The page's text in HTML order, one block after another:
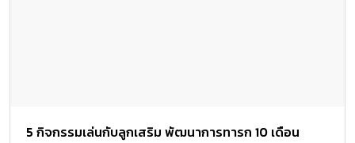
5 กิจกรรมเล่นกับลูกเสริม พัฒนาการทารก 10 เดือน